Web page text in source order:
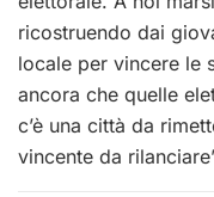
ricostruendo dai
locale per vincere le
ancora che quelle
c’è una città da
vincente da